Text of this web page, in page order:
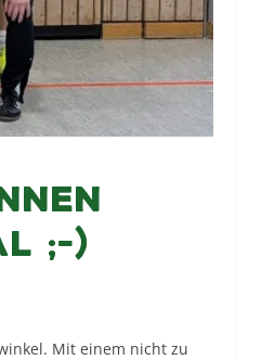
;-)
Mit einem nicht zu